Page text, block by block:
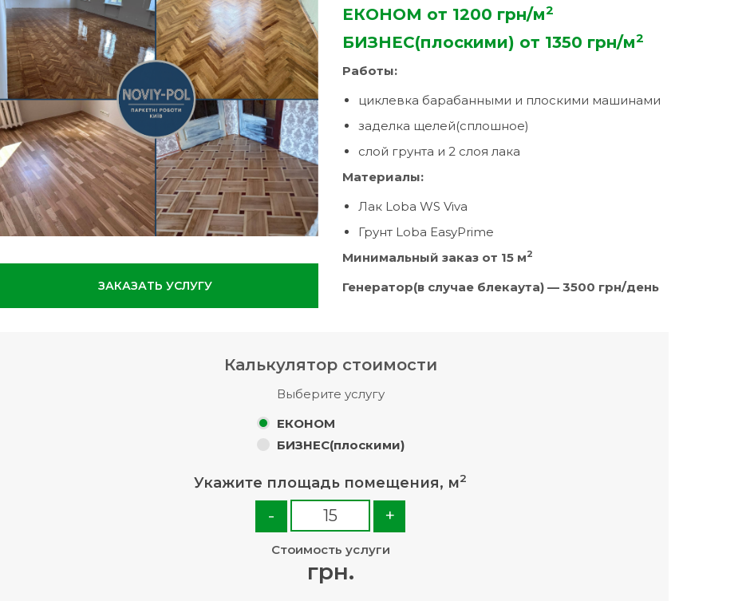
ЗАКАЗАТЬ УСЛУГУ
ЕКОНОМ от 1200 грн/м2
БИЗНЕС(плоскими) от 1350 грн/м2
Работы:
циклевка барабанными и плоскими машинами
заделка щелей(сплошное)
слой грунта и 2 слоя лака
Материалы:
Лак Loba WS Viva
Грунт Loba EasyPrime
Минимальный заказ от 15 м2
Генератор(в случае блекаута) — 3500 грн/день
Калькулятор стоимости
Выберите услугу
ЕКОНОМ
БИЗНЕС(плоскими)
Укажите площадь помещения, м2
- +
Стоимость услуги
грн.